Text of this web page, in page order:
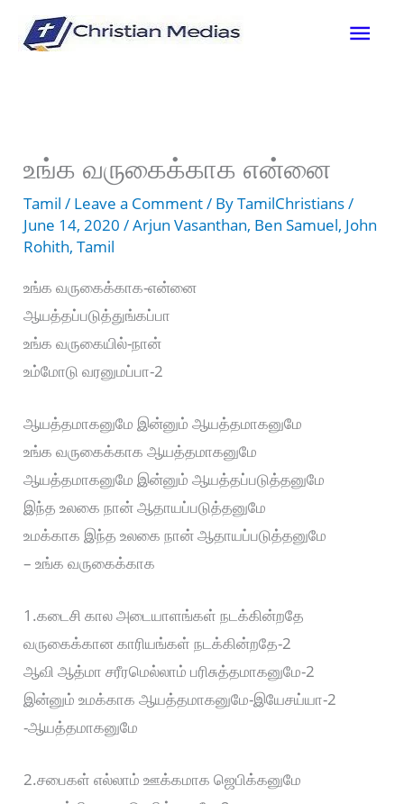
உங்க வருகைக்காக என்னை
Tamil / Leave a Comment/ ByTamilChristians/
June 14, 2020/Arjun Vasanthan, Ben Samuel, John
Rohith,Tamil
உங்க வருகைக்காக-என்னை
ஆயத்தப்படுத்துங்கப்பா
உங்க வருகையில்-நான்
உம்மோடு வரனுமப்பா-2
ஆயத்தமாகனுமே இன்னும் ஆயத்தமாகனுமே
உங்க வருகைக்காக ஆயத்தமாகனுமே
ஆயத்தமாகனுமே இன்னும் ஆயத்தப்படுத்தனுமே
இந்த உலகை நான் ஆதாயப்படுத்தனுமே
உமக்காக இந்த உலகை நான் ஆதாயப்படுத்தனுமே
– உங்க வருகைக்காக
1.கடைசி கால அடையாளங்கள் நடக்கின்றதே
வருகைக்கான காரியங்கள் நடக்கின்றதே-2
ஆவி ஆத்மா சரீரமெல்லாம் பரிசுத்தமாகனுமே-2
இன்னும் உமக்காக ஆயத்தமாகனுமே-இயேசய்யா-2
-ஆயத்தமாகனுமே
2.சபைகள் எல்லாம் ஊக்கமாக ஜெபிக்கனுமே